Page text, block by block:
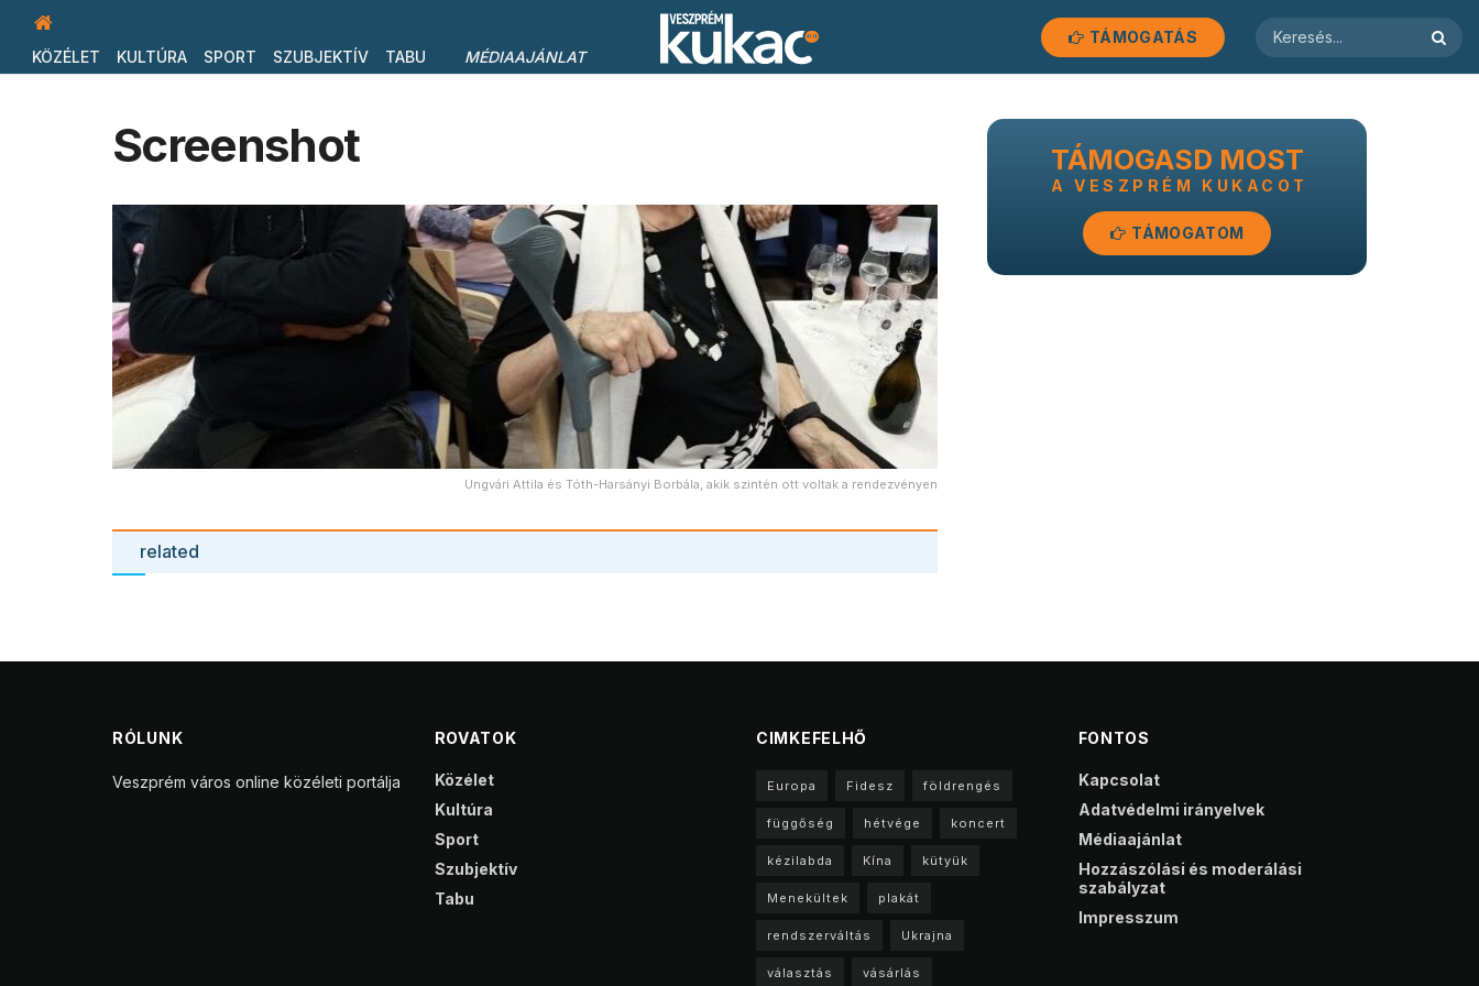
KÖZÉLET KULTÚRA SPORT SZUBJEKTÍV TABU MÉDIAAJÁNLAT
TÁMOGATÁS
Screenshot
Ungvári Attila és Tóth-Harsányi Borbála, akik szintén ott voltak a rendezvényen
related
TÁMOGASD MOST
A VESZPRÉM KUKACOT
TÁMOGATOM
RÓLUNK
Veszprém város online közéleti portálja
ROVATOK
Közélet
Kultúra
Sport
Szubjektív
Tabu
CIMKEFELHŐ
Europa Fidesz földrengés
függőség hétvége koncert
kézilabda Kína kütyük
Menekültek plakát
rendszerváltás Ukrajna
választás vásárlás
FONTOS
Kapcsolat
Adatvédelmi irányelvek
Médiaajánlat
Hozzászólási és moderálási
szabályzat
Impresszum